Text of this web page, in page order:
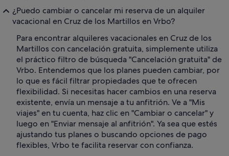
¿Puedo cambiar o cancelar mi reserva de un alquiler
vacacional en Cruz de los Martillos en Vrbo?
Para encontrar alquileres vacacionales en Cruz de los
Martillos con cancelación gratuita, simplemente utiliza
el práctico filtro de búsqueda "Cancelación gratuita" de
Vrbo. Entendemos que los planes pueden cambiar, por
lo que es fácil filtrar propiedades que te ofrecen
flexibilidad. Si necesitas hacer cambios en una reserva
existente, envía un mensaje a tu anfitrión. Ve a "Mis
viajes" en tu cuenta, haz clic en "Cambiar o cancelar" y
luego en "Enviar mensaje al anfitrión". Ya sea que estés
ajustando tus planes o buscando opciones de pago
flexibles, Vrbo te facilita reservar con confianza.